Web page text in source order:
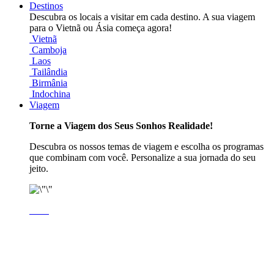
Destinos
Descubra os locais a visitar em cada destino. A sua viagem
para o Vietnã ou Ásia começa agora!
Vietnã
Camboja
Laos
Tailândia
Birmânia
Indochina
Viagem
Torne a Viagem dos Seus Sonhos Realidade!
Descubra os nossos temas de viagem e escolha os programas
que combinam com você. Personalize a sua jornada do seu
jeito.